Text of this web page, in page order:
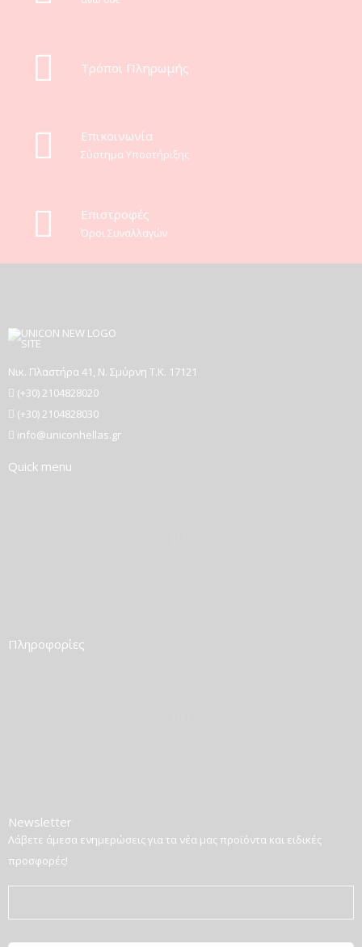
Τρόποι Πληρωμής
Eπικοινωνία
Σύστημα Υποστήριξης
Επιστροφές
Όροι Συναλλαγών
Νικ. Πλαστήρα 41, Ν. Σμύρνη T.K. 17121
(+30) 2104828020
(+30) 2104828030
info@uniconhellas.gr
Quick menu
Πληροφορίες
Newsletter
Λάβετε άμεσα ενημερώσεις για τα νέα μας προϊόντα και ειδικές
προσφορές!